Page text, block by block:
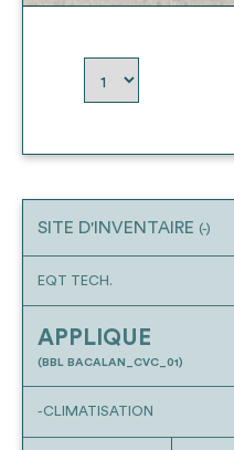
SITE D'INVENTAIRE (-)
EQT TECH.
APPLIQUE
(BBL BACALAN_CVC_01)
-CLIMATISATION